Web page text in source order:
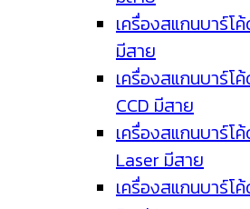
เครื่องสแกนบาร์โ
มีสาย
เครื่องสแกนบาร์โ
CCD มีสาย
เครื่องสแกนบาร์โ
Laser มีสาย
เครื่องสแกนบาร์โ